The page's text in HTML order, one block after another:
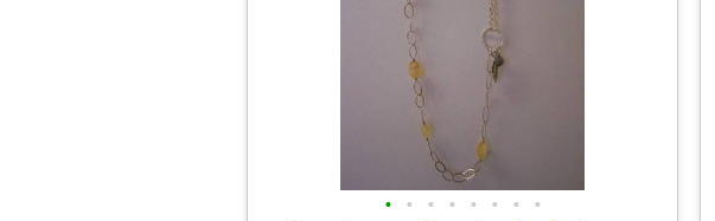
• • • • • • • •